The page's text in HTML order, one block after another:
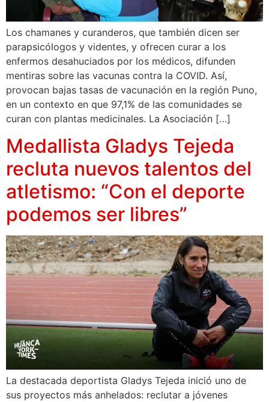
Los chamanes y curanderos, que también dicen ser
parapsicólogos y videntes, y ofrecen curar a los
enfermos desahuciados por los médicos, difunden
mentiras sobre las vacunas contra la COVID. Así,
provocan bajas tasas de vacunación en la región Puno,
en un contexto en que 97,1% de las comunidades se
curan con plantas medicinales. La Asociación […]
Medallista Gladys Tejeda
recluta nuevos talentos del
atletismo: “Con el deporte
podemos ser libres”
La destacada deportista Gladys Tejeda inició uno de
sus proyectos más anhelados: reclutar a jóvenes